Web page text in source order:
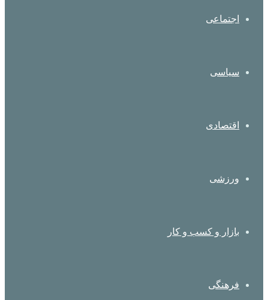
اجتماعی
سیاسی
اقتصادی
ورزشی
بازار و کسب و کار
فرهنگی